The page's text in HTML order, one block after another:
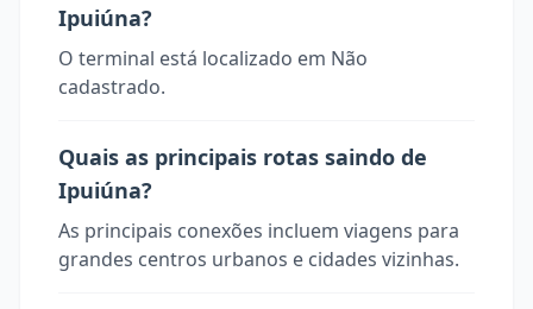
Ipuiúna?
O terminal está localizado em Não
cadastrado.
Quais as principais rotas saindo de
Ipuiúna?
As principais conexões incluem viagens para
grandes centros urbanos e cidades vizinhas.